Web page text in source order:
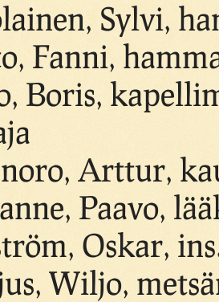
Sylvi,
Fanni,
Boris,
Arttur,
Paavo,
Oskar,
Wiljo,